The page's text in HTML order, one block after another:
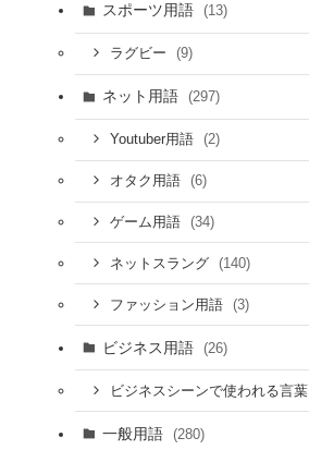
スポーツ用語 (13)
ラグビー (9)
ネット用語 (297)
Youtuber用語 (2)
オタク用語 (6)
ゲーム用語 (34)
ネットスラング (140)
ファッション用語 (3)
ビジネス用語 (26)
ビジネスシーンで使われる言葉
一般用語 (280)